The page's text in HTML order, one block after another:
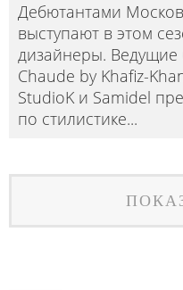
Дебютантами
выступают в этом
дизайнеры. Ведущие
Chaude by Khafiz-
StudioK и Samidel
по стилистике...